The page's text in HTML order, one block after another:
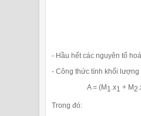
- Hầu hết các nguyên tố
- Công thức tính khối
A = (M 1.x1 + M2
Trong đó: